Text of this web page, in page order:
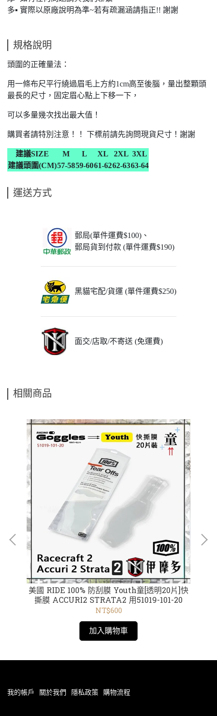
多▪ 實際以原廠說明為準~若有疏漏涵請指正!! 謝謝
規格說明
頭圍的正確量法：
用一條布尺平行繞過眉毛上方約1cm高至後腦，量出整顆頭
最長的尺寸，固定眉心點上下移一下，
可以多量幾次找出最大值！
購買者請特別注意！！ 下標前請先詢問現貨尺寸！謝謝
建議SIZE M L XL 2XL 3XL
建議頭圍(CM)57-5859-6061-6262-6363-64
運送方式
郵局(單件運費$100)、
郵局貨到付款 (單件運費$190)
黑貓宅配/貨運 (單件運費$250)
面交/店取/不寄送 (免運費)
相關商品
美國 RIDE 100% 防刮膜 Youth童[透明20片]快
撕膜 ACCURI2 STRATA2 用51019-101-20
NT$600
加入購物車
我的帳戶 關於我們 隱私政策 購物流程